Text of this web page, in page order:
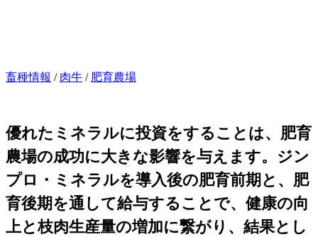
畜種情報 / 肉牛 / 肥育農場
優れたミネラルに投資をすることは、肥育
農場の成功に大きな影響を与えます。ジン
プロ・ミネラルを導入後の肥育前期と、肥
育後期を通して給与することで、健康の向
上と枝肉生産量の増加に繋がり、結果とし